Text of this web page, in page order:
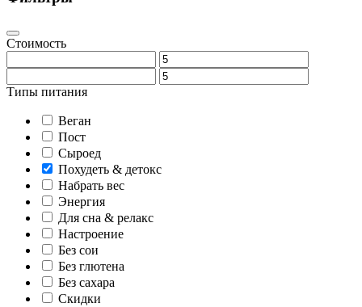
Стоимость
Типы питания
Веган
Пост
Сыроед
Похудеть & детокс
Набрать вес
Энергия
Для сна & релакс
Настроение
Без сои
Без глютена
Без сахара
Скидки